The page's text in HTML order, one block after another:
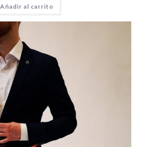
Añadir al carrito